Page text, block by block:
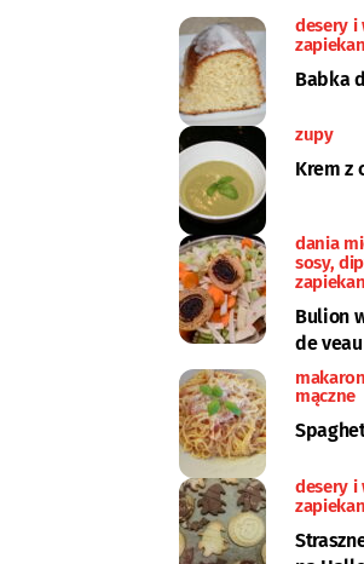
desery i
Babka
zupy
Krem z
dania
sosy,
Bulion
de veau
mączne
desery i